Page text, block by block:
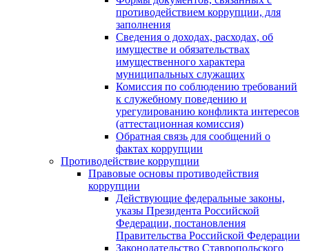
противодействием коррупции, для
заполнения
Сведения о доходах, расходах, об
имуществе и обязательствах
имущественного характера
муниципальных служащих
Комиссия по соблюдению требований
к служебному поведению и
урегулированию конфликта интересов
(аттестационная комиссия)
Обратная связь для сообщений о
фактах коррупции
Противодействие коррупции
Правовые основы противодействия
коррупции
Действующие федеральные законы,
указы Президента Российской
Федерации, постановления
Правительства Российской Федерации
Законодательство Ставропольского